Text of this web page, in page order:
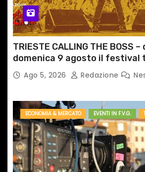
TRIESTE CALLING THE BOSS
domenica 9 agosto il festival
dedicato a Springsteen
Ago 5, 2026 Redazione
ECONOMIA & MERCATO EVENTI IN F.V.G.